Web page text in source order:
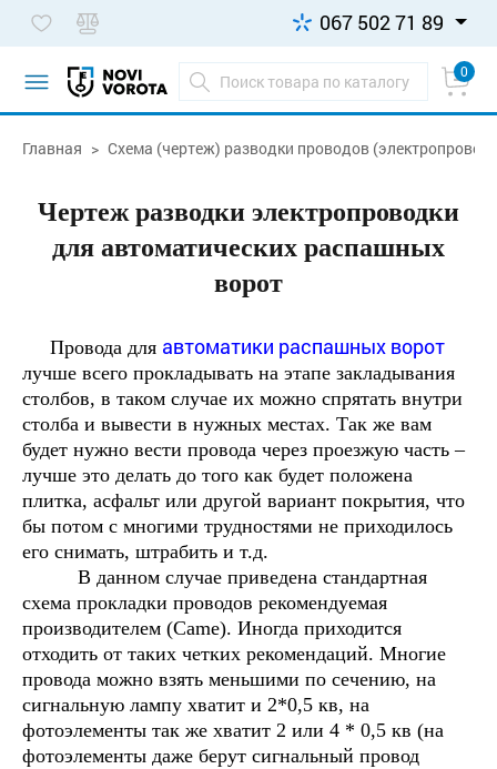
067 502 71 89
0
Главная Схема (чертеж) разводки проводов
Чертеж разводки электропроводки
для автоматических распашных
ворот
Провода для автоматики распашных ворот
лучше всего прокладывать на этапе закладывания
столбов, в таком случае их можно спрятать внутри
столба и вывести в нужных местах. Так же вам
будет нужно вести провода через проезжую часть –
лучше это делать до того как будет положена
плитка, асфальт или другой вариант покрытия, что
бы потом с многими трудностями не приходилось
его снимать, штрабить и т.д.
В данном случае приведена стандартная
схема прокладки проводов рекомендуемая
производителем (Came). Иногда приходится
отходить от таких четких рекомендаций. Многие
провода можно взять меньшими по сечению, на
сигнальную лампу хватит и 2*0,5 кв, на
фотоэлементы так же хватит 2 или 4 * 0,5 кв (на
фотоэлементы даже берут сигнальный провод